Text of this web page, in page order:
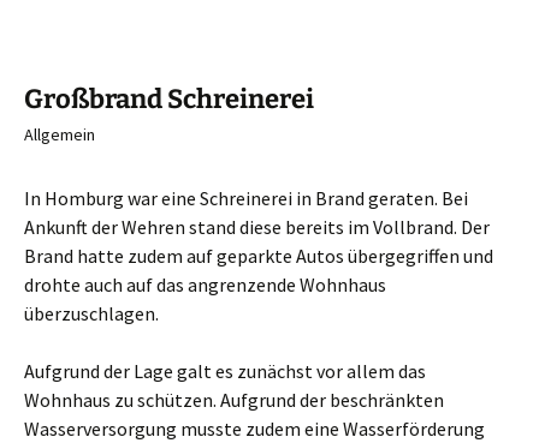
Großbrand Schreinerei
Allgemein
In Homburg war eine Schreinerei in Brand geraten. Bei
Ankunft der Wehren stand diese bereits im Vollbrand. Der
Brand hatte zudem auf geparkte Autos übergegriffen und
drohte auch auf das angrenzende Wohnhaus
überzuschlagen.
Aufgrund der Lage galt es zunächst vor allem das
Wohnhaus zu schützen. Aufgrund der beschränkten
Wasserversorgung musste zudem eine Wasserförderung